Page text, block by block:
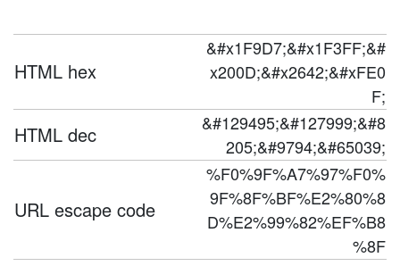
HTML hex
&#x1F9D7;&#x1F3FF;&#
x200D;&#x2642;&#xFE0
F;
HTML dec
&#129495;&#127999;&#8
205;&#9794;&#65039;
URL escape code
%F0%9F%A7%97%F0%
9F%8F%BF%E2%80%8
D%E2%99%82%EF%B8
%8F